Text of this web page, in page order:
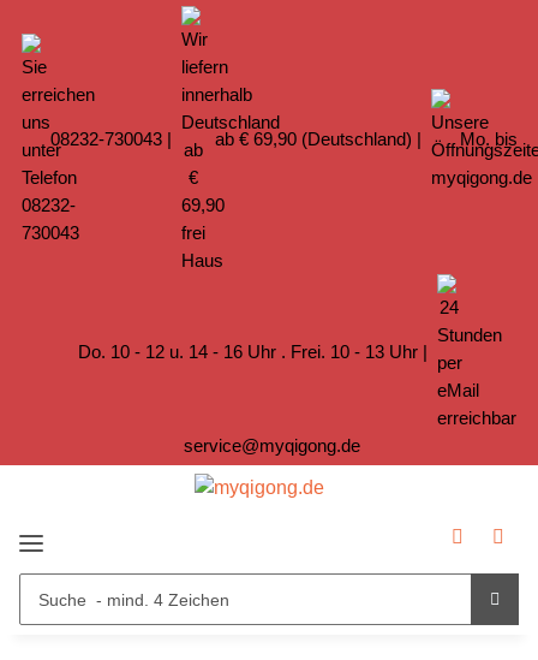
08232-730043| ab € 69,90 (Deutschland) | Mo. bis
Do. 10 - 12 u. 14 - 16 Uhr . Frei. 10 - 13 Uhr |
service@myqigong.de